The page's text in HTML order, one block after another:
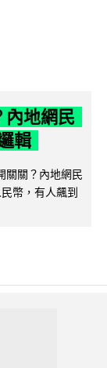
內地網民
輯
關關？內地網民
幣，有人飆到